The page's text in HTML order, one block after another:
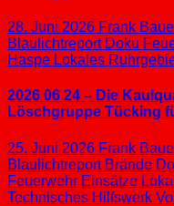
28. Juni 2026 Frank
Blaulichtreport Doku
Haspe Lokales
2026 06 24 – Die
Löschgruppe Tücking
25. Juni 2026 Frank
Blaulichtreport Brände
Feuerwehr Einsätze
Technisches Hilfswerk